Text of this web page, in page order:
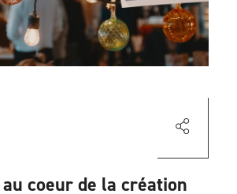
coeur de la création